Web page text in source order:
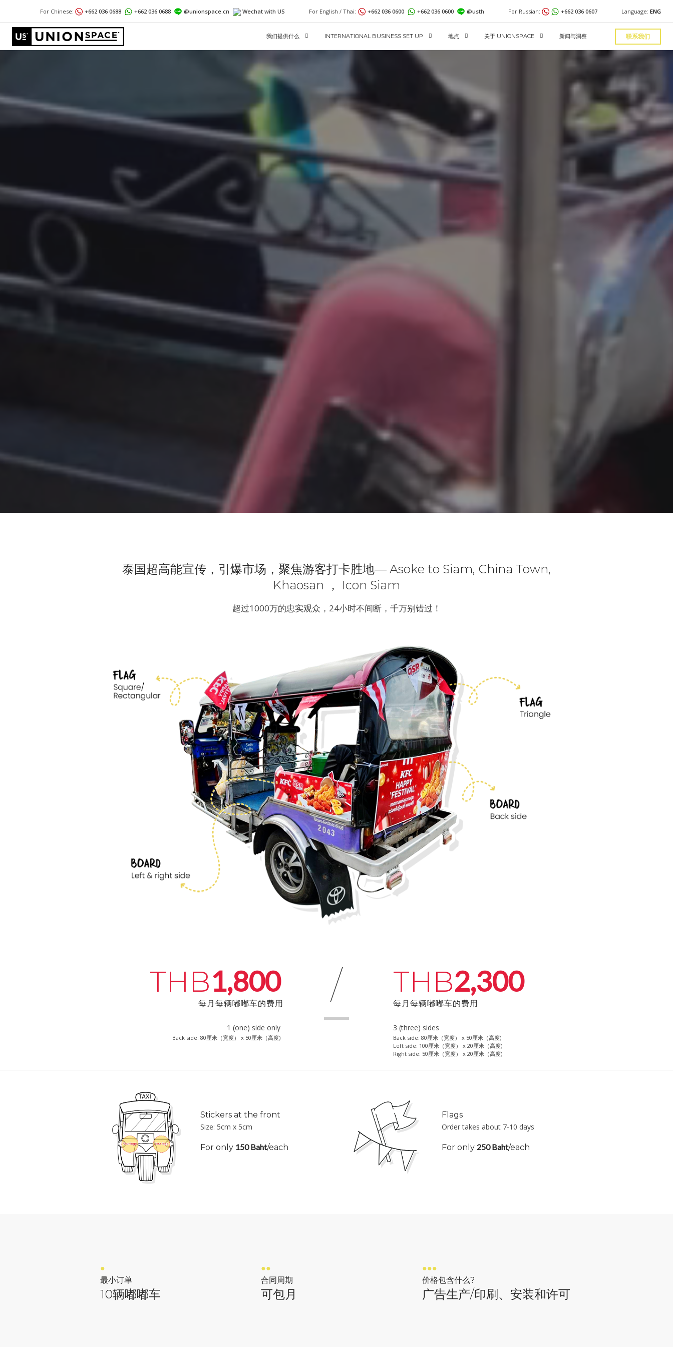
Language: ENG
For Russian: +662 036 0607
For English / Thai: +662 036 0600 +662 036 0600 @usth
For Chinese: +662 036 0688 +662 036 0688 @unionspace.cn Wechat with US
我们提供什么 INTERNATIONAL BUSINESS SET UP 地点 关于 UNIONSPACE 新闻与洞察 联系我们
您想在曼谷好玩刺激的嘟嘟车上推广你的
品牌、产品或服务吗?
泰国超高能宣传，引爆市场，聚焦游客打卡胜地— Asoke to Siam, China Town,
Khaosan ， Icon Siam
超过1000万的忠实观众，24小时不间断，千万别错过！
THB1,800
每月每辆嘟嘟车的费用
1 (one) side only
Back side: 80厘米（宽度） x 50厘米（高度)
/ THB2,300
每月每辆嘟嘟车的费用
3 (three) sides
Back side: 80厘米（宽度） x 50厘米（高度)
Left side: 100厘米（宽度） x 20厘米（高度)
Right side: 50厘米（宽度） x 20厘米（高度)
Stickers at the front
Size: 5cm x 5cm
For only 150 Baht/each
Flags
Order takes about 7-10 days
For only 250 Baht/each
●
最小订单
10辆嘟嘟车
●●
合同周期
可包月
●●●
价格包含什么?
广告生产/印刷、安装和许可